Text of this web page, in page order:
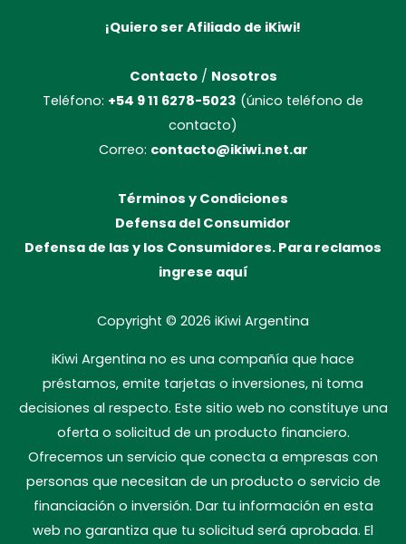
¡Quiero ser Afiliado de iKiwi!
Contacto/ Nosotros
Teléfono: +54 9 11 6278-5023 (único teléfono de
contacto)
Correo: contacto@ikiwi.net.ar
Términos y Condiciones
Defensa del Consumidor
Defensa de las y los Consumidores. Para reclamos
ingrese aquí
Copyright © 2026 iKiwi Argentina
iKiwi Argentina no es una compañía que hace
préstamos, emite tarjetas o inversiones, ni toma
decisiones al respecto. Este sitio web no constituye una
oferta o solicitud de un producto financiero.
Ofrecemos un servicio que conecta a empresas con
personas que necesitan de un producto o servicio de
financiación o inversión. Dar tu información en esta
web no garantiza que tu solicitud será aprobada. El